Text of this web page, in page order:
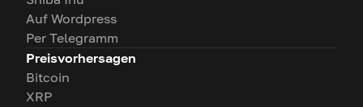
Auf Wordpress
Per Telegramm
Preisvorhersagen
Bitcoin
XRP